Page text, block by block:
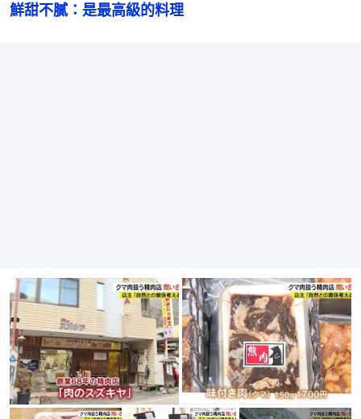
鮮甜不膩：是最高級的料理